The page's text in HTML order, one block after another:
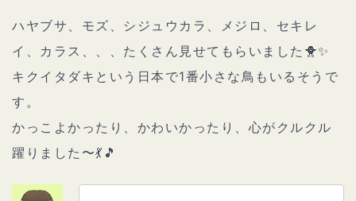
ハヤブサ、モズ、シジュウカラ、メジロ、セキレ
イ、カラス、、、たくさん見せてもらいました🐥✨
キクイタダキという日本で1番小さな鳥もいるそうで
す。
かっこよかったり、かわいかったり、心がクルクル
躍りました〜💃🎵